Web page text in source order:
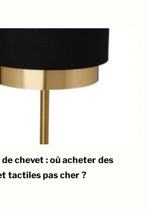
chevet : où acheter des
tactiles pas cher ?